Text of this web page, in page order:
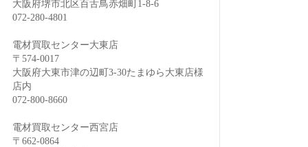
大阪府堺市北区百舌鳥赤畑町1-8-6
072-280-4801
電材買取センター大東店
〒574-0017
大阪府大東市津の辺町3-30たまゆら大東店様
店内
072-800-8660
電材買取センター西宮店
〒662-0864